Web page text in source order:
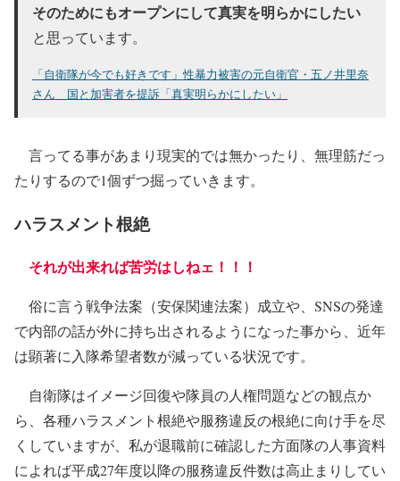
そのためにもオープンにして真実を明らかにしたい
と思っています。
「自衛隊が今でも好きです」性暴力被害の元自衛官・五ノ井里奈
さん 国と加害者を提訴「真実明らかにしたい」
言ってる事があまり現実的では無かったり、無理筋だっ
たりするので1個ずつ掘っていきます。
ハラスメント根絶
それが出来れば苦労はしねェ！！！
俗に言う戦争法案（安保関連法案）成立や、SNSの発達
で内部の話が外に持ち出されるようになった事から、近年
は顕著に入隊希望者数が減っている状況です。
自衛隊はイメージ回復や隊員の人権問題などの観点か
ら、各種ハラスメント根絶や服務違反の根絶に向け手を尽
くしていますが、私が退職前に確認した方面隊の人事資料
によれば平成27年度以降の服務違反件数は高止まりしてい